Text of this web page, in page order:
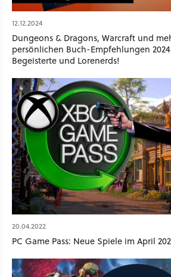
12.12.2024
Dungeons & Dragons, Warcraft und
persönlichen Buch-Empfehlungen
Begeisterte und Lorenerds!
20.04.2022
PC Game Pass: Neue Spiele im April